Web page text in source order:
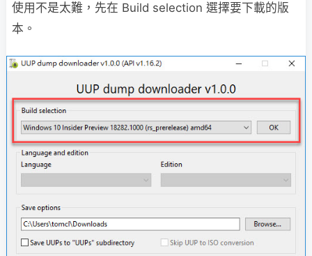
使用不是太難，先在 Build selection 選擇要下載的版
本。